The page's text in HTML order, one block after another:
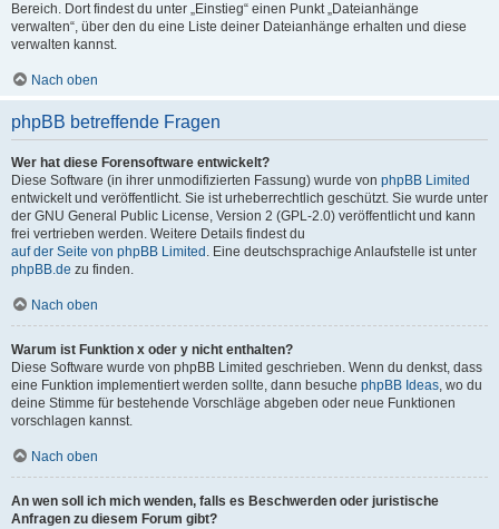
Bereich. Dort findest du unter „Einstieg“ einen Punkt „Dateianhänge
verwalten“, über den du eine Liste deiner Dateianhänge erhalten und diese
verwalten kannst.
Nach oben
phpBB betreffende Fragen
Wer hat diese Forensoftware entwickelt?
Diese Software (in ihrer unmodifizierten Fassung) wurde von phpBB Limited
entwickelt und veröffentlicht. Sie ist urheberrechtlich geschützt. Sie wurde unter
der GNU General Public License, Version 2 (GPL-2.0) veröffentlicht und kann
frei vertrieben werden. Weitere Details findest du
auf der Seite von phpBB Limited . Eine deutschsprachige Anlaufstelle ist unter
phpBB.de zu finden.
Nach oben
Warum ist Funktion x oder y nicht enthalten?
Diese Software wurde von phpBB Limited geschrieben. Wenn du denkst, dass
eine Funktion implementiert werden sollte, dann besuche phpBB Ideas, wo du
deine Stimme für bestehende Vorschläge abgeben oder neue Funktionen
vorschlagen kannst.
Nach oben
An wen soll ich mich wenden, falls es Beschwerden oder juristische
Anfragen zu diesem Forum gibt?